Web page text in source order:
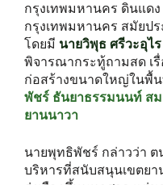
กรุงเทพมหานคร ดินแด
กรุงเทพมหานคร สมัยป
โดยมี นายวิพุธ ศรีวะอุไร
พิจารณากระทู้ถามสด เ
ก่อสร้างขนาดใหญ่ในพื้
พัชร์ ธันยาธรรมนนท์ ส
ยานนาวา
นายพุทธิพัชร์ กล่าวว่า
บริหารที่สนับสนุนเขตย